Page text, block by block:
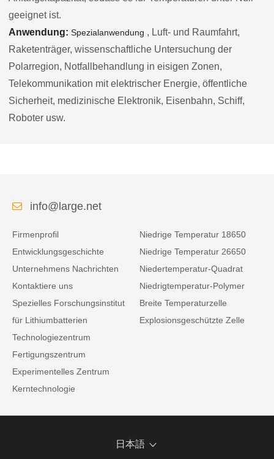
geeignet ist.
Anwendung: Spezialanwendung , Luft- und Raumfahrt,
Raketenträger, wissenschaftliche Untersuchung der
Polarregion, Notfallbehandlung in eisigen Zonen,
Telekommunikation mit elektrischer Energie, öffentliche
Sicherheit, medizinische Elektronik, Eisenbahn, Schiff,
Roboter usw.
info@large.net
Firmenprofil
Entwicklungsgeschichte
Unternehmens Nachrichten
Kontaktiere uns
Spezielles Forschungsinstitut
für Lithiumbatterien
Technologiezentrum
Fertigungszentrum
Experimentelles Zentrum
Kerntechnologie
Niedrige Temperatur 18650
Niedrige Temperatur 26650
Niedertemperatur-Quadrat
Niedrigtemperatur-Polymer
Breite Temperaturzelle
Explosionsgeschützte Zelle
日本語